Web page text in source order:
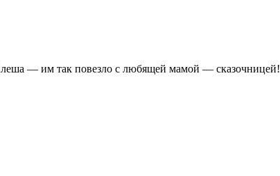
— им так повезло с любящей мамой — сказочницей!